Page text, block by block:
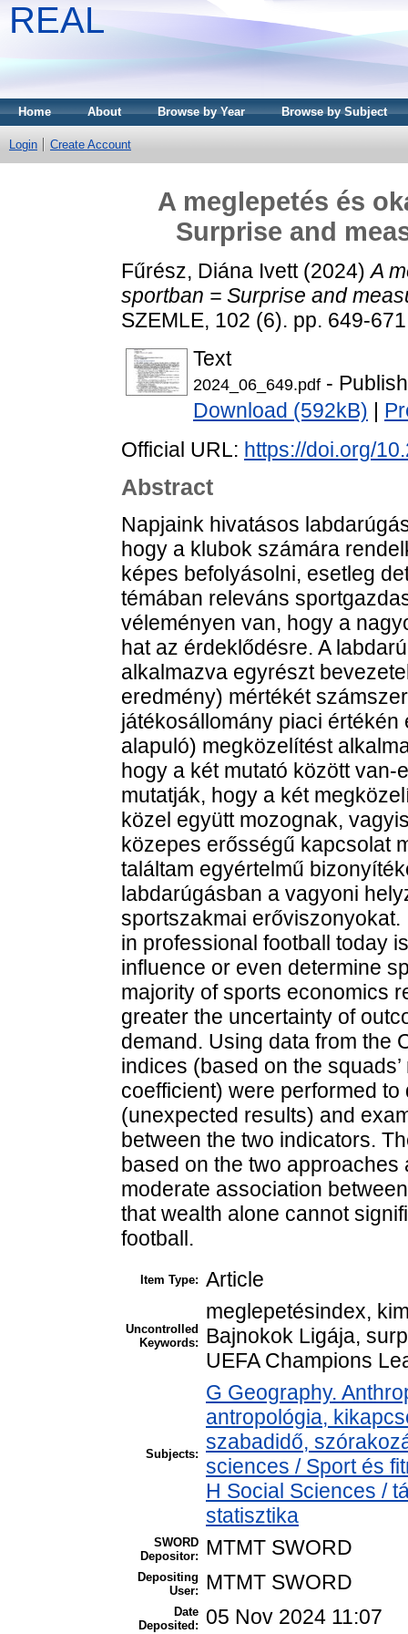
REAL
Home About Browse by Year Browse by Subject
Login Create Account
A meglepetés és
Surprise and
Fűrész, Diána Ivett(2024)A
sportban = Surprise and
SZEMLE, 102 (6). pp. 649-
Text
2024_06_649.pdf -
Download (592kB)
Official URL: https://doi.org/
Abstract
Napjaink hivatásos
hogy a klubok számára
képes befolyásolni, esetleg
témában releváns
véleményen van, hogy a
hat az érdeklődésre. A
alkalmazva egyrészt
eredmény) mértékét
játékosállomány piaci
alapuló) megközelítést
hogy a két mutató között
mutatják, hogy a két
közel együtt mozognak,
közepes erősségű kapcsolat
találtam egyértelmű
labdarúgásban a vagyoni
sportszakmai
in professional football today
influence or even determine
majority of sports economics
greater the uncertainty of
demand. Using data from the
indices (based on the
coefficient) were performed
(unexpected results) and
between the two indicators.
based on the two approaches
moderate association
that wealth alone cannot
football.
Item Type: Article
Uncontrolled
Keywords:
meglepetésindex,
Bajnokok Ligája,
UEFA Champions
Subjects:
G Geography.
antropológia,
szabadidő,
sciences / Sport és
H Social Sciences /
statisztika
SWORD
Depositor:
MTMT SWORD
Depositing
User:
MTMT SWORD
Date
Deposited:
05 Nov 2024 11:07